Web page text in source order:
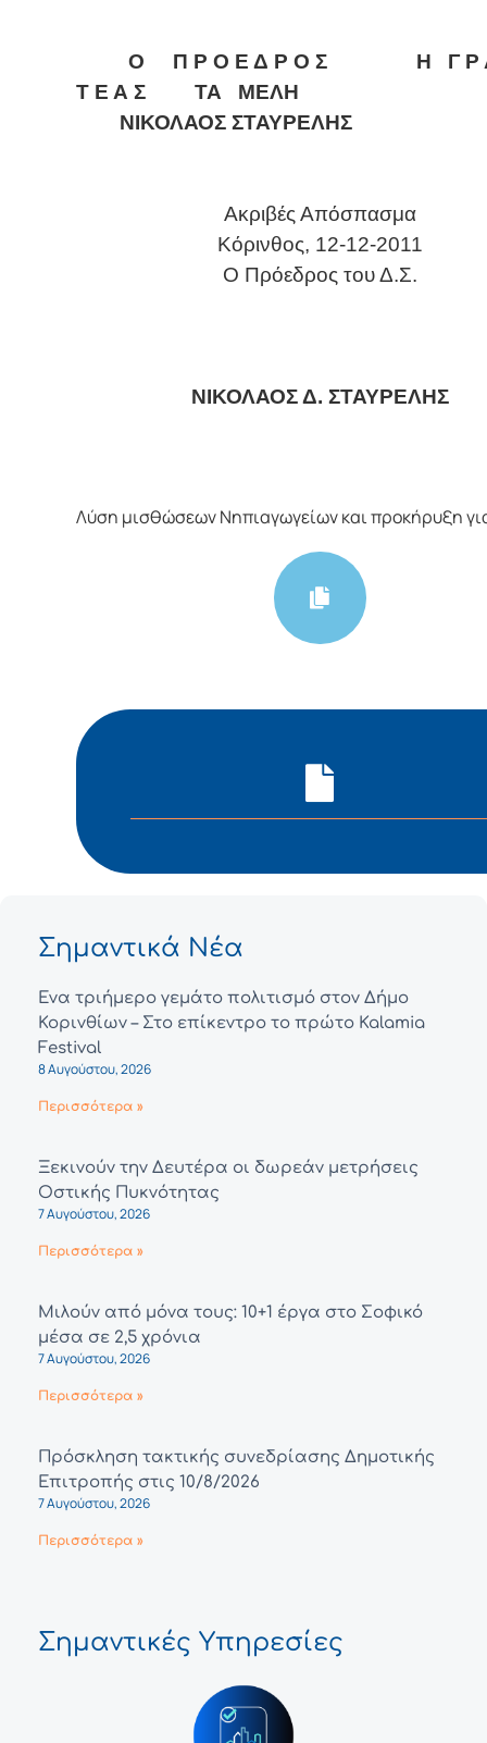
Ο Π Ρ Ο Ε Δ Ρ Ο Σ Η
Γ
Τ Ε Α Σ
ΤΑ
ΜΕΛΗ
ΝΙΚΟΛΑΟΣ ΣΤΑΥΡΕΛΗΣ
Ακριβές Απόσπασμα
Κόρινθος, 12-12-2011
O Πρόεδρος του Δ.Σ.
ΝΙΚΟΛΑΟΣ Δ. ΣΤΑΥΡΕΛΗΣ
Λύση μισθώσεων Νηπιαγωγείων και προκήρυξη
Σημαντικά Νέα
Ένα τριήμερο γεμάτο πολιτισμό στον Δήμο
Κορινθίων – Στο επίκεντρο το πρώτο Kalamia
Festival
8 Αυγούστου, 2026
Περισσότερα »
Ξεκινούν την Δευτέρα οι δωρεάν μετρήσεις
Οστικής Πυκνότητας
7 Αυγούστου, 2026
Περισσότερα »
Μιλούν από μόνα τους: 10+1 έργα στο Σοφικό
μέσα σε 2,5 χρόνια
7 Αυγούστου, 2026
Περισσότερα »
Πρόσκληση τακτικής συνεδρίασης Δημοτικής
Επιτροπής στις 10/8/2026
7 Αυγούστου, 2026
Περισσότερα »
Σημαντικές Υπηρεσίες